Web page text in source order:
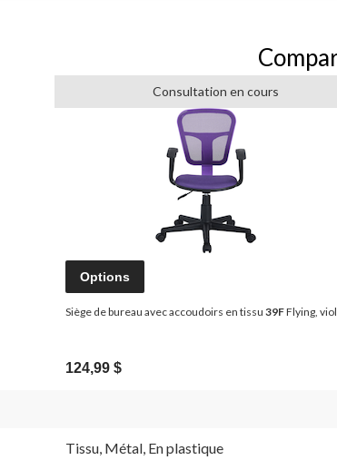
Consultation en cours
Options
Siège de bureau avec accoudoirs en tissu 39FFlying,
124,99 $
Tissu, Métal, En plastique